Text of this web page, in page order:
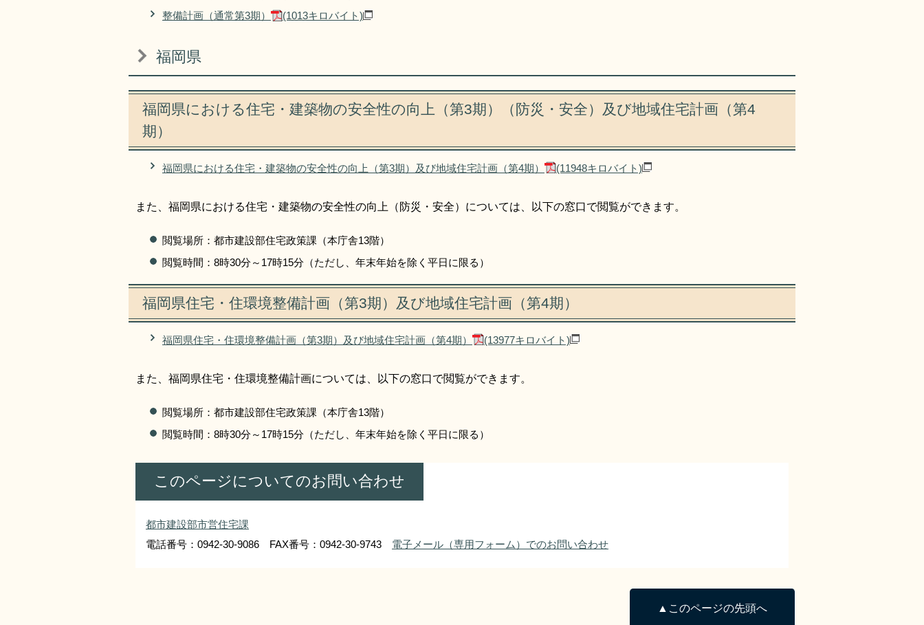
整備計画（通常第3期）
(1013キロバイト)
福岡県
福岡県における住宅・建築物の安全性の向上（第3期）（防災・安全）及び地域住宅計画（第4
期）
福岡県における住宅・建築物の安全性の向上（第3期）及び地域住宅計画（第4期） (11948キロバイト)
また、福岡県における住宅・建築物の安全性の向上（防災・安全）については、以下の窓口で閲覧ができます。
閲覧場所：都市建設部住宅政策課（本庁舎13階）
閲覧時間：8時30分～17時15分（ただし、年末年始を除く平日に限る）
福岡県住宅・住環境整備計画（第3期）及び地域住宅計画（第4期）
福岡県住宅・住環境整備計画（第3期）及び地域住宅計画（第4期） (13977キロバイト)
また、福岡県住宅・住環境整備計画については、以下の窓口で閲覧ができます。
閲覧場所：都市建設部住宅政策課（本庁舎13階）
閲覧時間：8時30分～17時15分（ただし、年末年始を除く平日に限る）
このページについてのお問い合わせ
都市建設部市営住宅課
電話番号：0942-30-9086 FAX番号：0942-30-9743 電子メール（専用フォーム）でのお問い合わせ
▲このページの先頭へ